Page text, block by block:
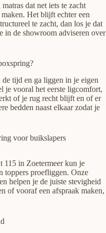
dat net iets te zacht
Het blijft echter een
te zacht, dan los je dat
in de showroom adviseren over
tijd en ga liggen in je eigen
je vooral het eerste ligcomfort,
of je rug recht blijft en of er
bedden naast elkaar zodat je
voor buikslapers
115 in Zoetermeer kun je
toppers proefliggen. Onze
helpen je de juiste stevigheid
of vooraf een afspraak maken,